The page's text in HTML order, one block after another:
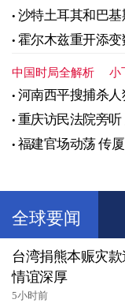
沙特土耳其和巴
霍尔木兹重开添
中国时局全解析 小
河南西平搜捕杀
重庆访民法院旁
福建官场动荡 传
全球要闻
台湾捐熊本赈灾
情谊深厚
5小时前